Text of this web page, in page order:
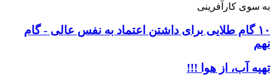
به سوی کارآفرینی
۱۰ گام طلایی برای داشتن اعتماد به نفس عالی - گام
نهم
تهیه آب، از هوا !!!